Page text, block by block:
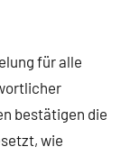
für alle
bestätigen die
wie